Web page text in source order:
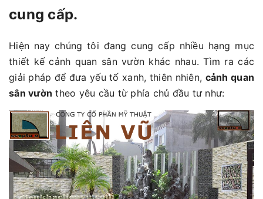
cung cấp.
Hiện nay chúng tôi đang cung cấp nhiều hạng mục
thiết kế cảnh quan sân vườn khác nhau. Tìm ra các
giải pháp để đưa yếu tố xanh, thiên nhiên, cảnh quan
sân vườn theo yêu cầu từ phía chủ đầu tư như: